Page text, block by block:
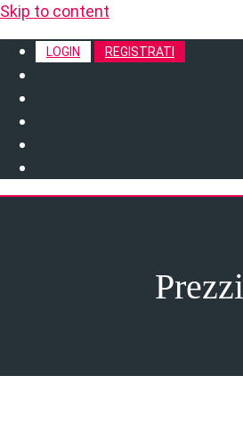
Skip to content
LOGIN REGISTRATI
Prezzi